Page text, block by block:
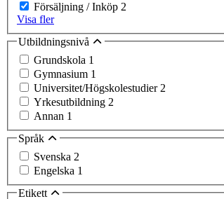
Försäljning / Inköp 2
Visa fler
Utbildningsnivå
Grundskola 1
Gymnasium 1
Universitet/Högskolestudier 2
Yrkesutbildning 2
Annan 1
Språk
Svenska 2
Engelska 1
Etikett